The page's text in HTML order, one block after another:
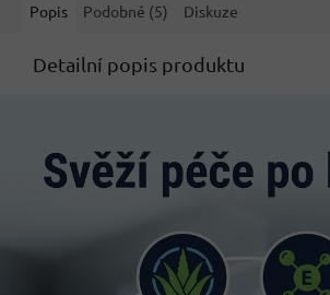
Popis Podobné (5) Diskuze
Detailní popis produktu